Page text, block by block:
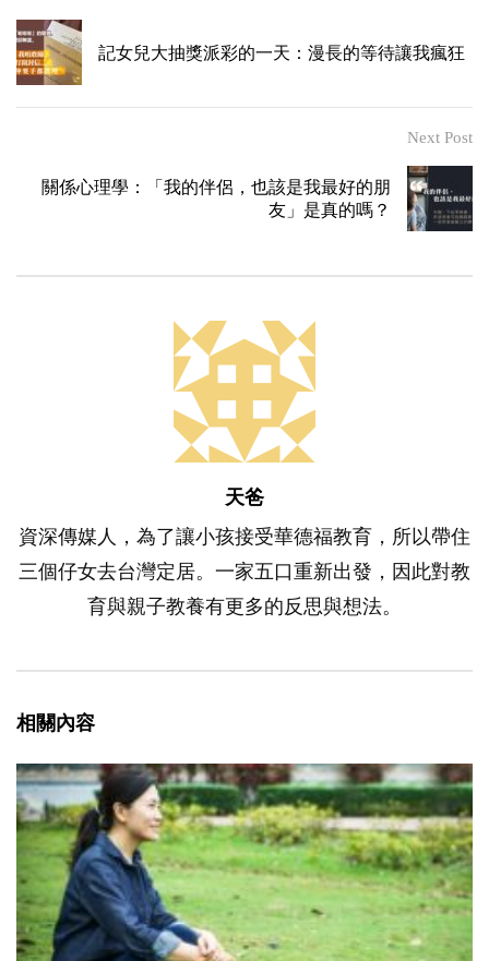
記女兒大抽獎派彩的一天：漫長的等待讓我瘋狂
Next Post
關係心理學：「我的伴侶，也該是我最好的朋
友」是真的嗎？
天爸
資深傳媒人，為了讓小孩接受華德福教育，所以帶住
三個仔女去台灣定居。一家五口重新出發，因此對教
育與親子教養有更多的反思與想法。
相關內容